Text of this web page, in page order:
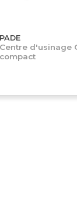
PADE
Centre d'usinage
compact